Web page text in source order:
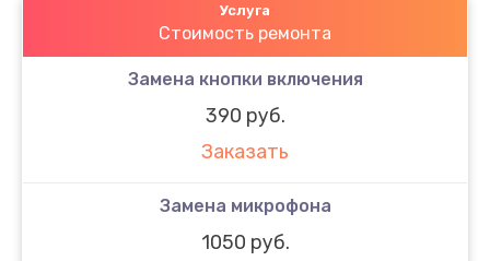
Услуга
Стоимость ремонта
Замена кнопки включения
390 руб.
Заказать
Замена микрофона
1050 руб.